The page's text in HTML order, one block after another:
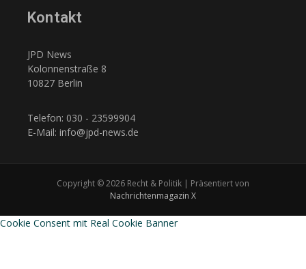
Kontakt
JPD News
Kolonnenstraße 8
10827 Berlin
Telefon: 030 - 23599904
E-Mail: info@jpd-news.de
Copyright © 2026 Recht & Politik | Präsentiert von
Nachrichtenmagazin X
Cookie Consent mit Real Cookie Banner